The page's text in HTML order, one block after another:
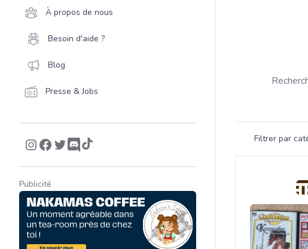
À propos de nous
Besoin d'aide ?
Blog
Presse & Jobs
Publicité
Filtrer par